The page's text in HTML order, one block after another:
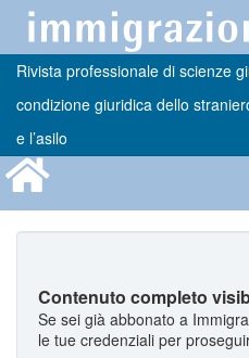
Rivista professionale di scienze
condizione giuridica dello
e l’asilo
Contenuto completo
Se sei già abbonato a
le tue credenziali per